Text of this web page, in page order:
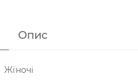
Опис
Жіночі